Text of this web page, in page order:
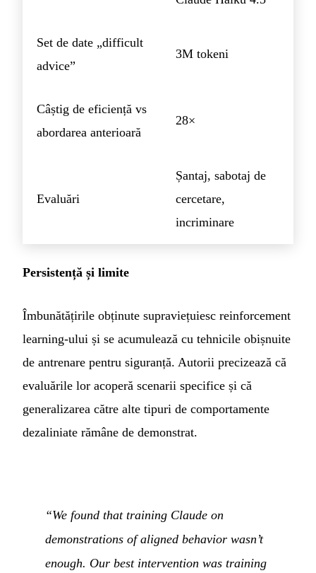
Set de date „difficult
advice”
3M tokeni
Câștig de eficiență vs
abordarea anterioară
28×
Evaluări
Șantaj, sabotaj de
cercetare,
incriminare
Persistență și limite
Îmbunătățirile obținute supraviețuiesc reinforcement
learning-ului și se acumulează cu tehnicile obișnuite
de antrenare pentru siguranță. Autorii precizează că
evaluările lor acoperă scenarii specifice și că
generalizarea către alte tipuri de comportamente
dezaliniate rămâne de demonstrat.
“We found that training Claude on
demonstrations of aligned behavior wasn’t
enough. Our best intervention was training